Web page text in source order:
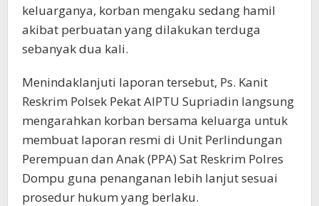
keluarganya, korban mengaku sedang hamil
akibat perbuatan yang dilakukan terduga
sebanyak dua kali.
Menindaklanjuti laporan tersebut, Ps. Kanit
Reskrim Polsek Pekat AIPTU Supriadin langsung
mengarahkan korban bersama keluarga untuk
membuat laporan resmi di Unit Perlindungan
Perempuan dan Anak (PPA) Sat Reskrim Polres
Dompu guna penanganan lebih lanjut sesuai
prosedur hukum yang berlaku.